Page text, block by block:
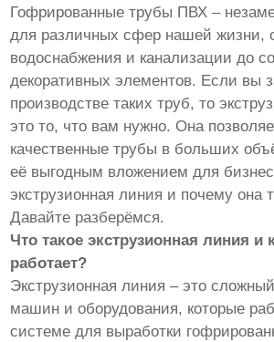
Гофрированные трубы ПВХ –
для различных сфер нашей жизни,
водоснабжения и канализации до
декоративных элементов. Если вы
производстве таких труб, то
это то, что вам нужно. Она
качественные трубы в больших
её выгодным вложением для
экструзионная линия и почему она
Давайте разберёмся.
Что такое экструзионная линия и
работает?
Экструзионная линия – это
машин и оборудования, которые
системе для выработки